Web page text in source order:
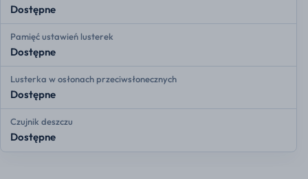
Dostępne
Pamięć ustawień lusterek
Dostępne
Lusterka w osłonach przeciwsłonecznych
Dostępne
Czujnik deszczu
Dostępne